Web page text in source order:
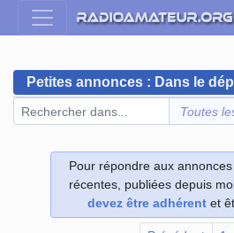
Petites annonces : Dans le
Pour répondre aux
récentes, publiées depuis
devez être adhérentet